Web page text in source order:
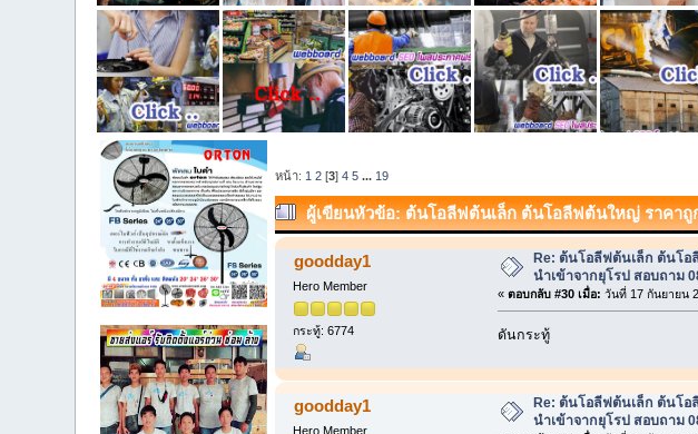
หน้า: 1 2 [3]4 5 ... 19
ผู้เขียนหัวข้อ: ต้นโอลีฟต้นเล็ก ต้นโอลีฟต้นใหญ่ ราคาถูก
goodday1
Hero Member
กระทู้: 6774
Re: ต้นโอลีฟต้นเล็ก ต้นโ
นำเข้าจากยุโรป สอบถาม
« ตอบกลับ #30 เมื่อ: วันที่ 17 กันยายน
ดันกระทู้
goodday1
Hero Member
Re: ต้นโอลีฟต้นเล็ก ต้นโ
นำเข้าจากยุโรป สอบถาม